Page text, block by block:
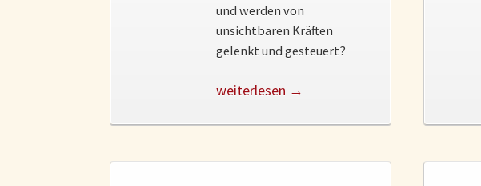
und werden von
unsichtbaren Kräften
gelenkt und gesteuert?
weiterlesen →